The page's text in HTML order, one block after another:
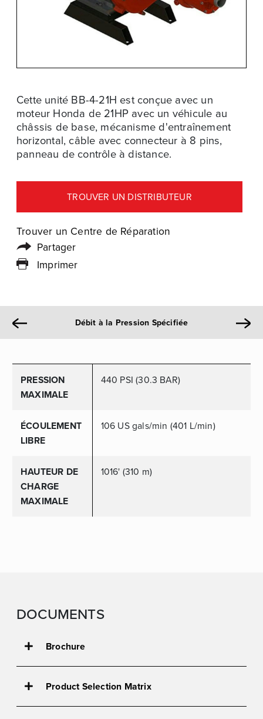
Cette unité BB-4-21H est conçue avec un
moteur Honda de 21HP avec un véhicule au
châssis de base, mécanisme d'entraînement
horizontal, câble avec connecteur à 8 pins,
panneau de contrôle à distance.
TROUVER UN DISTRIBUTEUR
Trouver un Centre de Réparation
Partager
Imprimer
Débit à la Pression Spécifiée
PRESSION
MAXIMALE
440 PSI (30.3 BAR)
ÉCOULEMENT
LIBRE
106 US gals/min (401 L/min)
HAUTEUR DE
CHARGE
MAXIMALE
1016' (310 m)
DOCUMENTS
Brochure
BB-4-21H One-pager - EN
BB4® Series One-pager - EN
Vehicle Mount Brochure - FR (EMEA)
Product Selection Matrix
BB-4-21-23HP Matrix